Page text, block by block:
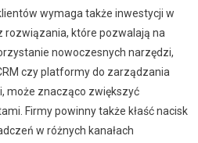
wymaga także inwestycji w
rozwiązania, które pozwalają na
nowoczesnych narzędzi,
czy platformy do zarządzania
może znacząco zwiększyć
Firmy powinny także kłaść nacisk
w różnych kanałach